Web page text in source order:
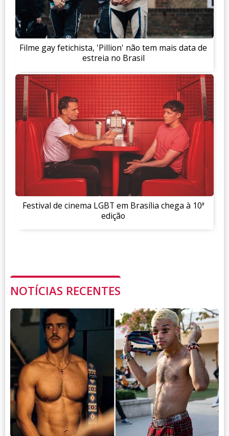
Filme gay fetichista, 'Pillion' não tem mais data de
estreia no Brasil
Festival de cinema LGBT em Brasília chega à 10ª
edição
NOTÍCIAS RECENTES